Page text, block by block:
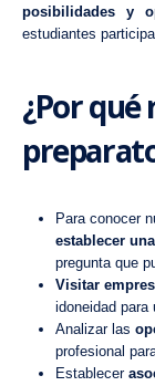
posibilidades y
estudiantes
¿Por
Para conocer
establecer
pregunta que
Visitar
idoneidad para
Analizar las
profesional
Establecer